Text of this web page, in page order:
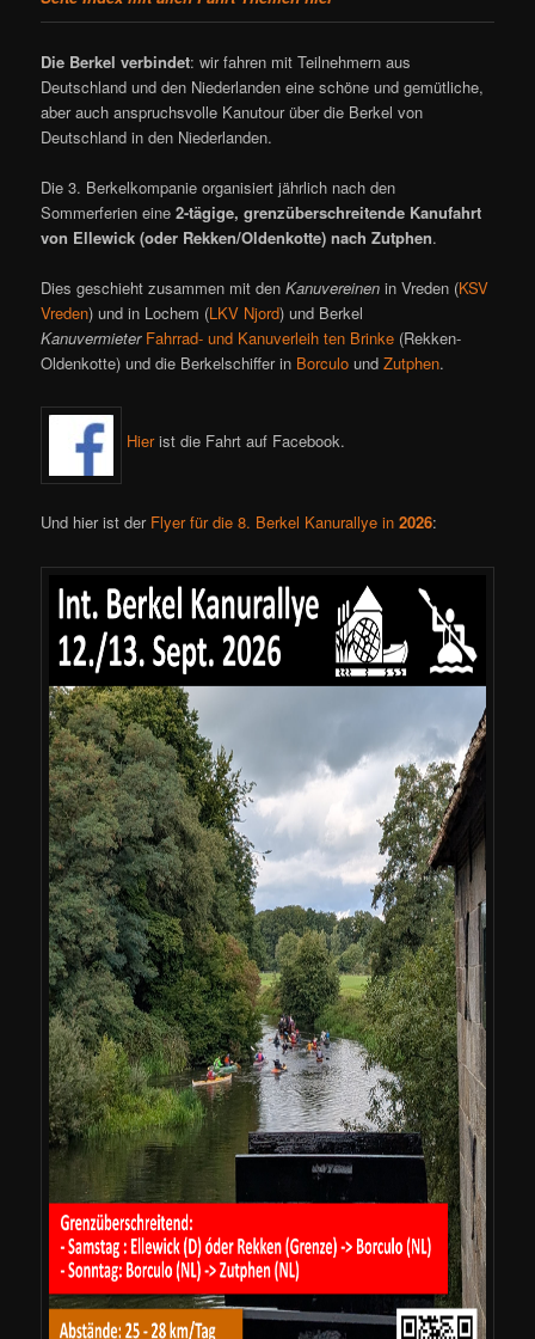
Die Berkel verbindet: wir fahren mit Teilnehmern aus
Deutschland und den Niederlanden eine schöne und gemütliche,
aber auch anspruchsvolle Kanutour über die Berkel von
Deutschland in den Niederlanden.
Die 3. Berkelkompanie organisiert jährlich nach den
Sommerferien eine2-tägige, grenzüberschreitende Kanufahrt
von Ellewick (oder Rekken/Oldenkotte) nach Zutphen.
Dies geschieht zusammen mit denKanuvereinen in Vreden (KSV
Vreden) und in Lochem (LKV Njord) und Berkel
Kanuvermieter Fahrrad- und Kanuverleih ten Brinke (Rekken-
Oldenkotte) und die Berkelschiffer in Borculo undZutphen.
Hierist die Fahrt auf Facebook.
Und hier ist der Flyer für die 8. Berkel Kanurallye in2026: